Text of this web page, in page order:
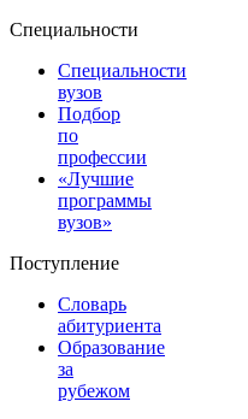
Специальности
Специальности
вузов
Подбор
по
профессии
«Лучшие
программы
вузов»
Поступление
Словарь
абитуриента
Образование
за
рубежом